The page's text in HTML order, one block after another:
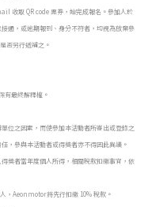
收取 QR code 票券，始完成報名。參加人於
通，或逾期報到、身分不符者，均視為放棄參
否另行遞補之。
有最終解釋權。
位之因素，而使參加本活動者所寄出或登錄之
，參與本活動者或得獎者亦不得因此異議。
獎者當年度個人所得，相關稅款扣繳事宜，依
，Aeonmotor將先行扣繳 10% 稅款。